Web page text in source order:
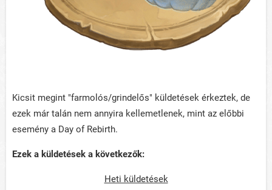
Kicsit megint "farmolós/grindelős" küldetések érkeztek, de
ezek már talán nem annyira kellemetlenek, mint az előbbi
esemény a Day of Rebirth.
Ezek a küldetések a következők:
Heti küldetések